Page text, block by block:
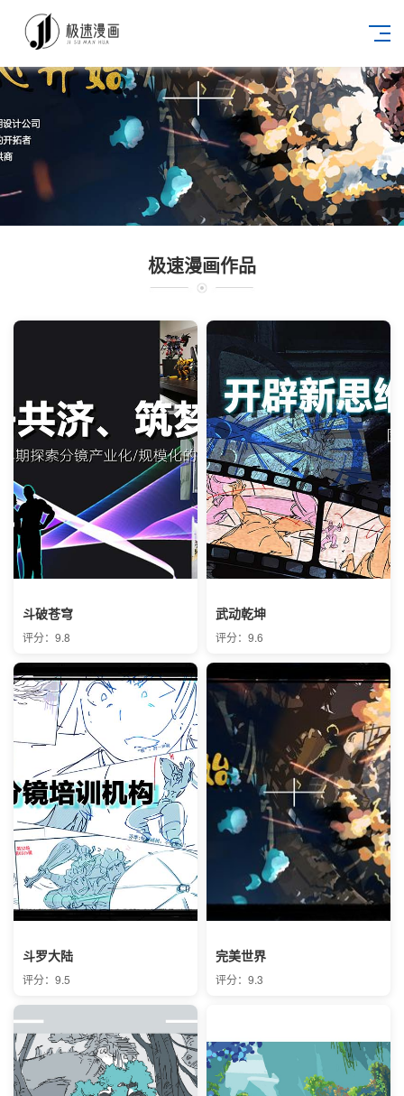
极速漫画作品
斗破苍穹
评分：9.8
武动乾坤
评分：9.6
斗罗大陆
评分：9.5
完美世界
评分：9.3